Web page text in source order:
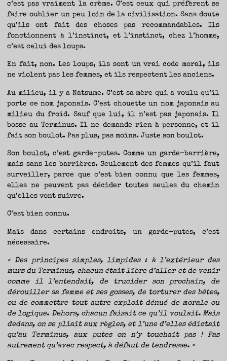
c’est pas vraiment la crème. C’est ceux qui préfèrent se
faire oublier un peu loin de la civilisation. Sans doute
qu’ils ont fait des choses pas recommandables. Ils
fonctionnent à l’instinct, et l’instinct, chez l’homme,
c’est celui des loups.
En fait, non. Les loups, ils sont un vrai code moral, ils
ne violent pas les femmes, et ils respectent les anciens.
Au milieu, il y a Natsume. C’est sa mère qui a voulu qu’il
porte ce nom japonais. C’est chouette un nom japonais au
milieu du froid. Sauf que lui, il n’est pas japonais. Il
bosse au Terminus. Il ne demande rien à personne, et il
fait son boulot. Pas plus, pas moins. Juste son boulot.
Son boulot, c’est garde-putes. Comme un garde-barrière,
mais sans les barrières. Seulement des femmes qu’il faut
surveiller, parce que c’est bien connu que les femmes,
elles ne peuvent pas décider toutes seules du chemin
qu’elles vont suivre.
C’est bien connu.
Mais dans certains endroits, un garde-putes, c’est
nécessaire.
« Des principes simples, limpides : à l’extérieur des
murs du Terminus, chacun était libre d’aller et de venir
comme il l’entendait, de trucider son prochain, de
dérouiller sa femme et ses gosses, de torturer des bêtes,
ou de commettre tout autre exploit dénué de morale ou
de logique. Dehors, chacun faisait ce qu’il voulait. Mais
dedans, on se pliait aux règles, et l’une d’elles édictait
qu’au Terminus, aux putes on n’y touchait pas ! Pas
autrement qu’avec respect, à défaut de tendresse. »